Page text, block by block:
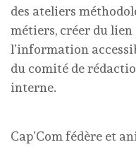
des ateliers
métiers, créer du lien
l’information
du comité de
interne.
Cap’Com fédère et